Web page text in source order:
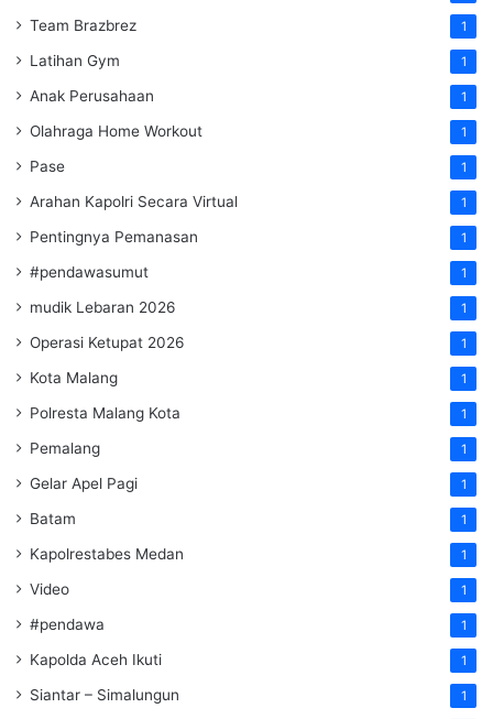
Team Brazbrez 1
Latihan Gym 1
Anak Perusahaan 1
Olahraga Home Workout 1
Pase 1
Arahan Kapolri Secara Virtual 1
Pentingnya Pemanasan 1
#pendawasumut 1
mudik Lebaran 2026 1
Operasi Ketupat 2026 1
Kota Malang 1
Polresta Malang Kota 1
Pemalang 1
Gelar Apel Pagi 1
Batam 1
Kapolrestabes Medan 1
Video 1
#pendawa 1
Kapolda Aceh Ikuti 1
Siantar – Simalungun 1